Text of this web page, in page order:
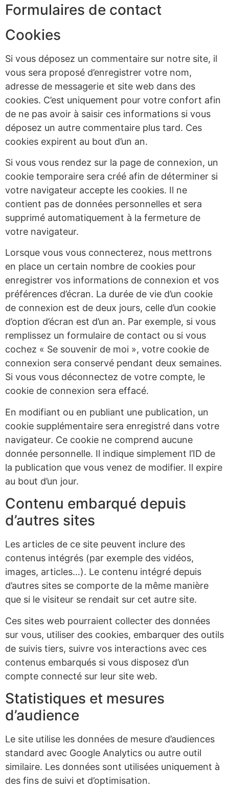
Formulaires de contact
Cookies
Si vous déposez un commentaire sur notre site, il
vous sera proposé d’enregistrer votre nom,
adresse de messagerie et site web dans des
cookies. C’est uniquement pour votre confort afin
de ne pas avoir à saisir ces informations si vous
déposez un autre commentaire plus tard. Ces
cookies expirent au bout d’un an.
Si vous vous rendez sur la page de connexion, un
cookie temporaire sera créé afin de déterminer si
votre navigateur accepte les cookies. Il ne
contient pas de données personnelles et sera
supprimé automatiquement à la fermeture de
votre navigateur.
Lorsque vous vous connecterez, nous mettrons
en place un certain nombre de cookies pour
enregistrer vos informations de connexion et vos
préférences d’écran. La durée de vie d’un cookie
de connexion est de deux jours, celle d’un cookie
d’option d’écran est d’un an. Par exemple, si vous
remplissez un formulaire de contact ou si vous
cochez « Se souvenir de moi », votre cookie de
connexion sera conservé pendant deux semaines.
Si vous vous déconnectez de votre compte, le
cookie de connexion sera effacé.
En modifiant ou en publiant une publication, un
cookie supplémentaire sera enregistré dans votre
navigateur. Ce cookie ne comprend aucune
donnée personnelle. Il indique simplement l’ID de
la publication que vous venez de modifier. Il expire
au bout d’un jour.
Contenu embarqué depuis
d’autres sites
Les articles de ce site peuvent inclure des
contenus intégrés (par exemple des vidéos,
images, articles…). Le contenu intégré depuis
d’autres sites se comporte de la même manière
que si le visiteur se rendait sur cet autre site.
Ces sites web pourraient collecter des données
sur vous, utiliser des cookies, embarquer des outils
de suivis tiers, suivre vos interactions avec ces
contenus embarqués si vous disposez d’un
compte connecté sur leur site web.
Statistiques et mesures
d’audience
Le site utilise les données de mesure d’audiences
standard avec Google Analytics ou autre outil
similaire. Les données sont utilisées uniquement à
des fins de suivi et d’optimisation.